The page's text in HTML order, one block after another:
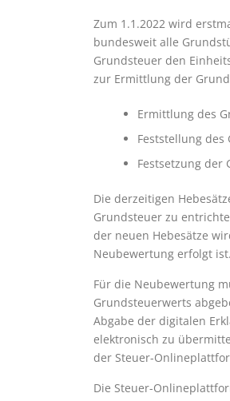
Zum 1.1.2022 wird
bundesweit alle
Grundsteuer den
zur Ermittlung der
Ermittlung des
Feststellung
Festsetzung der
Die derzeitigen
Grundsteuer zu
der neuen Hebesätze
Neubewertung erfolgt
Für die Neubewertung
Grundsteuerwerts
Abgabe der digitalen
elektronisch zu
der Steuer-
Die Steuer-